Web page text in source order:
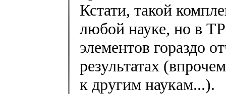
Кстати, такой
любой науке, но в
элементов гораздо
результатах
к другим наукам...).